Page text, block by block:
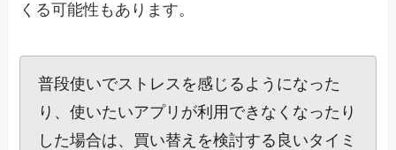
くる可能性もあります。
普段使いでストレスを感じるようになった
り、使いたいアプリが利用できなくなったり
した場合は、買い替えを検討する良いタイミ